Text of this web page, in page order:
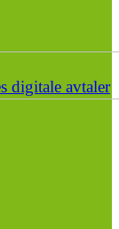
digitale avtaler